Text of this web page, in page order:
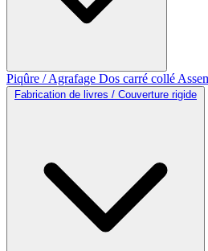
Piqûre / Agrafage Dos carré collé
Fabrication de livres / Couverture rigide